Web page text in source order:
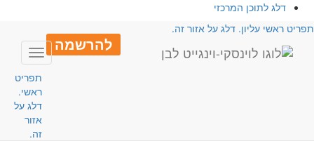
דלג לתוכן המרכזי
ראשי עליון. דלג על אזור זה.
להרשמה
Toggle
תפריט
ראשי.
דלג על
אזור
זה.